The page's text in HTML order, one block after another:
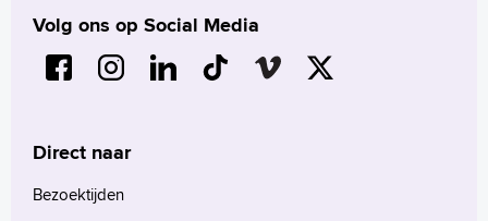
Volg ons op Social Media
Direct naar
Bezoektijden